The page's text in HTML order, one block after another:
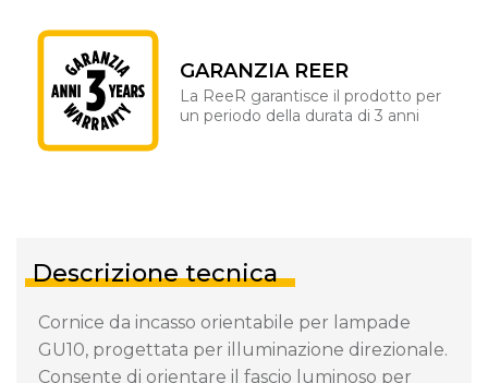
GARANZIA REER
La ReeR garantisce il prodotto per
un periodo della durata di 3 anni
Descrizione tecnica
Cornice da incasso orientabile per lampade
GU10, progettata per illuminazione direzionale.
Consente di orientare il fascio luminoso per